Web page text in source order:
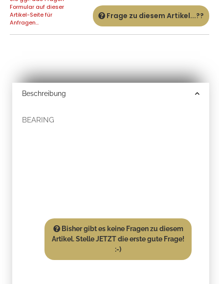
Formular auf dieser
Artikel-Seite für
Anfragen...
Frage zu diesem Artikel...??
Beschreibung
BEARING
Bisher gibt es keine Fragen zu diesem
Artikel. Stelle JETZT die erste gute Frage!
:-)